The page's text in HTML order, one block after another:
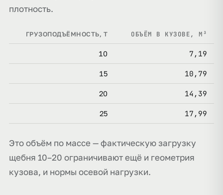
плотность.
ГРУЗОПОДЪЁМНОСТЬ, Т ОБЪЁМ В КУЗОВЕ, М³
10 7,19
15 10,79
20 14,39
25 17,99
Это объём по массе — фактическую загрузку
щебня 10–20 ограничивают ещё и геометрия
кузова, и нормы осевой нагрузки.